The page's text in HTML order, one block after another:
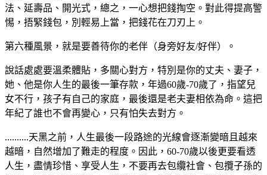
法、延壽品、開光式，總之，一心想把錢掏空。對此得提高警
惕，捂緊錢包，別輕易上當，把錢花在刀刃上。
第六種風景，就是要善待你的老伴（身旁好友/好伴）。
說話處處要溫柔體貼，多關心對方，特別是你的丈夫、妻子，
她、他是你人生的最後一筆存款，年過60歲-70歲了，指望兒
女不行，孩子有自己的家庭，最後還是老夫妻相依為命。這把
年紀了誰也不會再變心，只有怕失去對方。
..........天黑之前，人生最後一段路途的光線會逐漸變暗且越來
越暗，自然增加了難走的程度。因此，60-70歲以後更要看透
人生，盡情珍惜、享受人生，不要再去包纜社會、包攬子孫的